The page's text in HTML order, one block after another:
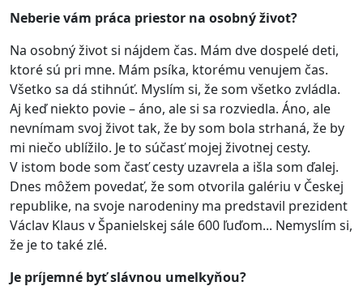
Neberie vám práca priestor na osobný život?
Na osobný život si nájdem čas. Mám dve dospelé deti,
ktoré sú pri mne. Mám psíka, ktorému venujem čas.
Všetko sa dá stihnúť. Myslím si, že som všetko zvládla.
Aj keď niekto povie – áno, ale si sa rozviedla. Áno, ale
nevnímam svoj život tak, že by som bola strhaná, že by
mi niečo ublížilo. Je to súčasť mojej životnej cesty.
V istom bode som časť cesty uzavrela a išla som ďalej.
Dnes môžem povedať, že som otvorila galériu v Českej
republike, na svoje narodeniny ma predstavil prezident
Václav Klaus v Španielskej sále 600 ľuďom... Nemyslím si,
že je to také zlé.
Je príjemné byť slávnou umelkyňou?